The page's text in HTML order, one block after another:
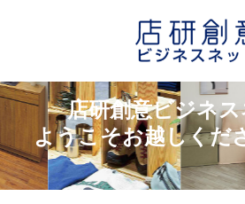
店研創意ビジネ
ようこそお越しくだ